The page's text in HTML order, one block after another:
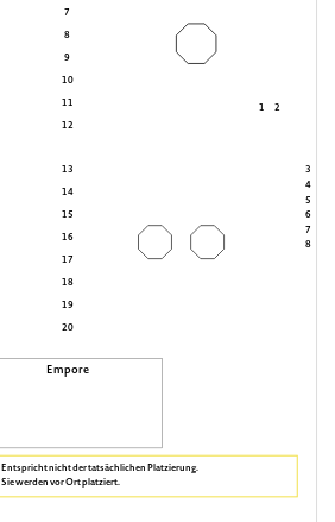
Entspricht nicht der tatsächlichen Platzierung.
Sie werden vor Ort platziert.
Empore
7
8
9
10
11
12
13
14
15
16
17
18
19
20
1 2
3
4
5
6
7
8